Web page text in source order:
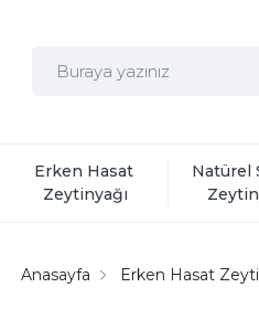
Erken Hasat
Zeytinyağı
Natürel
Anasayfa Erken Hasat